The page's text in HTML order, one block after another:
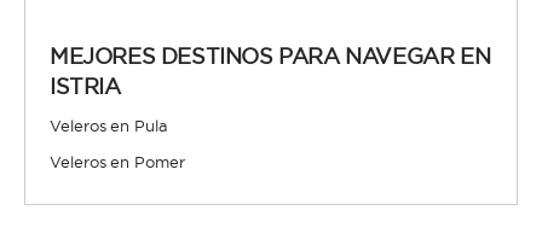
MEJORES DESTINOS PARA NAVEGAR EN
ISTRIA
Veleros en Pula
Veleros en Pomer